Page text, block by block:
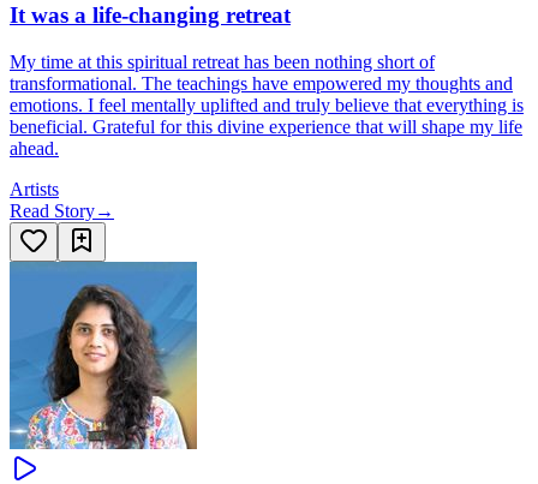
It was a life-changing retreat
My time at this spiritual retreat has been nothing short of
transformational. The teachings have empowered my thoughts and
emotions. I feel mentally uplifted and truly believe that everything is
beneficial. Grateful for this divine experience that will shape my life
ahead.
Artists
Read Story→